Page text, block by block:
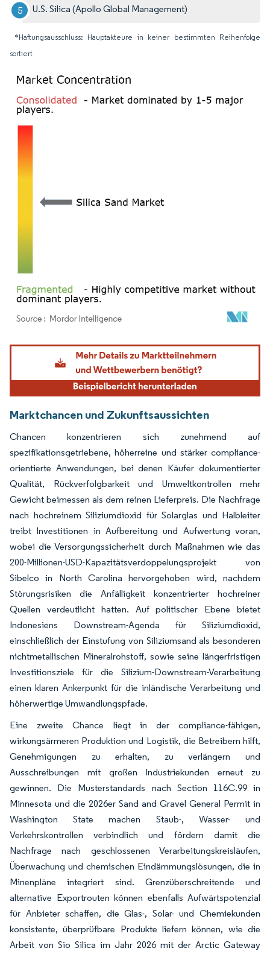
U.S. Silica (Apollo Global Management)
*Haftungsausschluss: Hauptakteure in keiner bestimmten Reihenfolge
sortiert
Bild © Mordor Intelligence. Wiederverwendung erfordert Namensnennung gemäß
Marktchancen und Zukunftsaussichten
Chancen konzentrieren sich zunehmend auf
spezifikationsgetriebene, höherreine und stärker compliance-
orientierte Anwendungen, bei denen Käufer dokumentierter
Qualität, Rückverfolgbarkeit und Umweltkontrollen mehr
Gewicht beimessen als dem reinen Lieferpreis. Die Nachfrage
nach hochreinem Siliziumdioxid für Solarglas und Halbleiter
treibt Investitionen in Aufbereitung und Aufwertung voran,
wobei die Versorgungssicherheit durch Maßnahmen wie das
200-Millionen-USD-Kapazitätsverdoppelungsprojekt von
Sibelco in North Carolina hervorgehoben wird, nachdem
Störungsrisiken die Anfälligkeit konzentrierter hochreiner
Quellen verdeutlicht hatten. Auf politischer Ebene bietet
Indonesiens Downstream-Agenda für Siliziumdioxid,
einschließlich der Einstufung von Siliziumsand als besonderen
nichtmetallischen Mineralrohstoff, sowie seine längerfristigen
Investitionsziele für die Silizium-Downstream-Verarbeitung
einen klaren Ankerpunkt für die inländische Verarbeitung und
höherwertige Umwandlungspfade.
Eine zweite Chance liegt in der compliance-fähigen,
wirkungsärmeren Produktion und Logistik, die Betreibern hilft,
Genehmigungen zu erhalten, zu verlängern und
Ausschreibungen mit großen Industriekunden erneut zu
gewinnen. Die Musterstandards nach Section 116C.99 in
Minnesota und die 2026er Sand and Gravel General Permit in
Washington State machen Staub-, Wasser- und
Verkehrskontrollen verbindlich und fördern damit die
Nachfrage nach geschlossenen Verarbeitungskreisläufen,
Überwachung und chemischen Eindämmungslösungen, die in
Minenpläne integriert sind. Grenzüberschreitende und
alternative Exportrouten können ebenfalls Aufwärtspotenzial
für Anbieter schaffen, die Glas-, Solar- und Chemiekunden
konsistente, überprüfbare Produkte liefern können, wie die
Arbeit von Sio Silica im Jahr 2026 mit der Arctic Gateway